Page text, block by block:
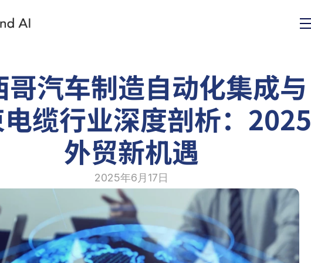
哥汽车制造自动化集成与
缆行业深度剖析：2025
外贸新机遇
2025年6月17日